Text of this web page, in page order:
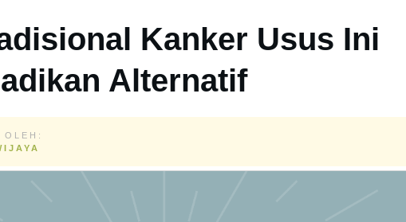
Kanker Usus Ini
Alternatif
OLEH: